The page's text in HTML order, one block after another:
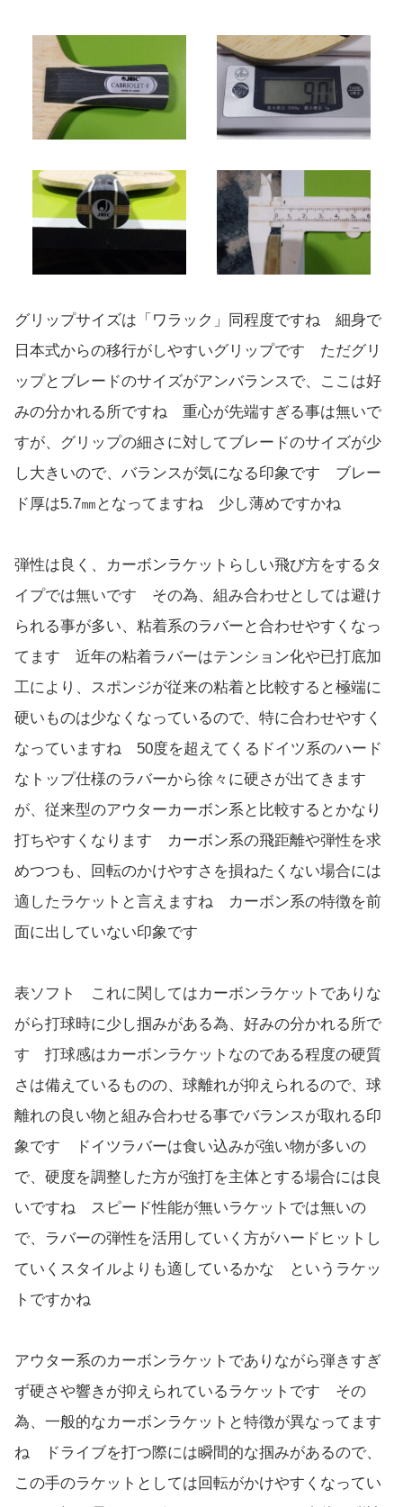
グリップサイズは「ワラック」同程度ですね 細身で
日本式からの移行がしやすいグリップです ただグリ
ップとブレードのサイズがアンバランスで、ここは好
みの分かれる所ですね 重心が先端すぎる事は無いで
すが、グリップの細さに対してブレードのサイズが少
し大きいので、バランスが気になる印象です ブレー
ド厚は5.7㎜となってますね 少し薄めですかね
弾性は良く、カーボンラケットらしい飛び方をするタ
イプでは無いです その為、組み合わせとしては避け
られる事が多い、粘着系のラバーと合わせやすくなっ
てます 近年の粘着ラバーはテンション化や已打底加
工により、スポンジが従来の粘着と比較すると極端に
硬いものは少なくなっているので、特に合わせやすく
なっていますね 50度を超えてくるドイツ系のハード
なトップ仕様のラバーから徐々に硬さが出てきます
が、従来型のアウターカーボン系と比較するとかなり
打ちやすくなります カーボン系の飛距離や弾性を求
めつつも、回転のかけやすさを損ねたくない場合には
適したラケットと言えますね カーボン系の特徴を前
面に出していない印象です
表ソフト これに関してはカーボンラケットでありな
がら打球時に少し掴みがある為、好みの分かれる所で
す 打球感はカーボンラケットなのである程度の硬質
さは備えているものの、球離れが抑えられるので、球
離れの良い物と組み合わせる事でバランスが取れる印
象です ドイツラバーは食い込みが強い物が多いの
で、硬度を調整した方が強打を主体とする場合には良
いですね スピード性能が無いラケットでは無いの
で、ラバーの弾性を活用していく方がハードヒットし
ていくスタイルよりも適しているかな というラケッ
トですかね
アウター系のカーボンラケットでありながら弾きすぎ
ず硬さや響きが抑えられているラケットです その
為、一般的なカーボンラケットと特徴が異なってます
ね ドライブを打つ際には瞬間的な掴みがあるので、
この手のラケットとしては回転がかけやすくなってい